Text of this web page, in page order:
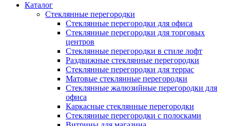
Каталог
Cтеклянные перегородки
Стеклянные перегородки для офиса
Стеклянные перегородки для торговых
центров
Стеклянные перегородки в стиле лофт
Раздвижные стеклянные перегородки
Стеклянные перегородки для террас
Матовые стеклянные перегородки
Стеклянные жалюзийные перегородки для
офиса
Каркасные стеклянные перегородки
Стеклянные перегородки с полосками